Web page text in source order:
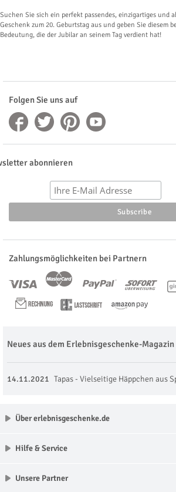
Suchen Sie sich ein perfekt passendes, einzigartiges und
Geschenk zum 20. Geburtstag aus und geben Sie diesem
Bedeutung, die der Jubilar an seinem Tag verdient hat!
Folgen Sie uns auf
abonnieren
Zahlungsmöglichkeiten bei Partnern
Neues aus dem Erlebnisgeschenke-Magazin
14.11.2021 Tapas - Vielseitige Häppchen aus
Über erlebnisgeschenke.de
Hilfe & Service
Unsere Partner